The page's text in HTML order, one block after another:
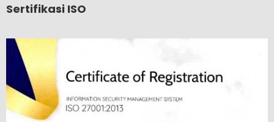
Sertifikasi ISO